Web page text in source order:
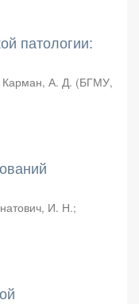
патологии:
Карман, А. Д. (БГМУ,
И. Н.;